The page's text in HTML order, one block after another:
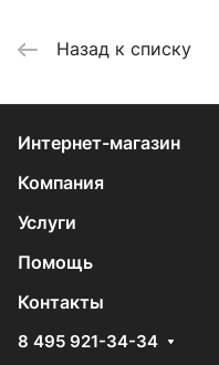
Назад к списку
Интернет-магазин
Компания
Услуги
Помощь
Контакты
8 495 921-34-34